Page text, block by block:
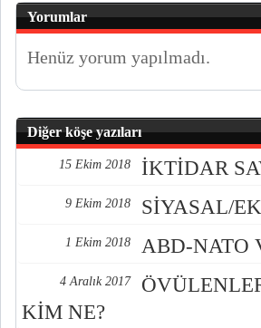
Yorumlar
Henüz yorum yapılmadı.
Diğer köşe yazıları
15 Ekim 2018 İKTİDAR
9 Ekim 2018 SİYASAL/
1 Ekim 2018 ABD-NATO
4 Aralık 2017
KİM NE?